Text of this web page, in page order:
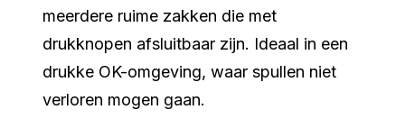
meerdere ruime zakken die met
drukknopen afsluitbaar zijn. Ideaal in een
drukke OK-omgeving, waar spullen niet
verloren mogen gaan.